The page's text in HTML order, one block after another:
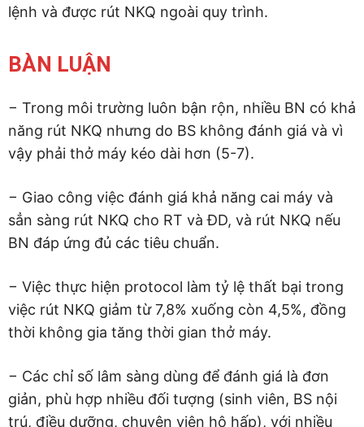
lệnh và được rút NKQ ngoài quy trình.
BÀN LUẬN
− Trong môi trường luôn bận rộn, nhiều BN có khả
năng rút NKQ nhưng do BS không đánh giá và vì
vậy phải thở máy kéo dài hơn (5-7).
− Giao công việc đánh giá khả năng cai máy và
sẳn sàng rút NKQ cho RT và ĐD, và rút NKQ nếu
BN đáp ứng đủ các tiêu chuẩn.
− Việc thực hiện protocol làm tỷ lệ thất bại trong
việc rút NKQ giảm từ 7,8% xuống còn 4,5%, đồng
thời không gia tăng thời gian thở máy.
− Các chỉ số lâm sàng dùng để đánh giá là đơn
giản, phù hợp nhiều đối tượng (sinh viên, BS nội
trú, điều dưỡng, chuyên viên hô hấp), với nhiều